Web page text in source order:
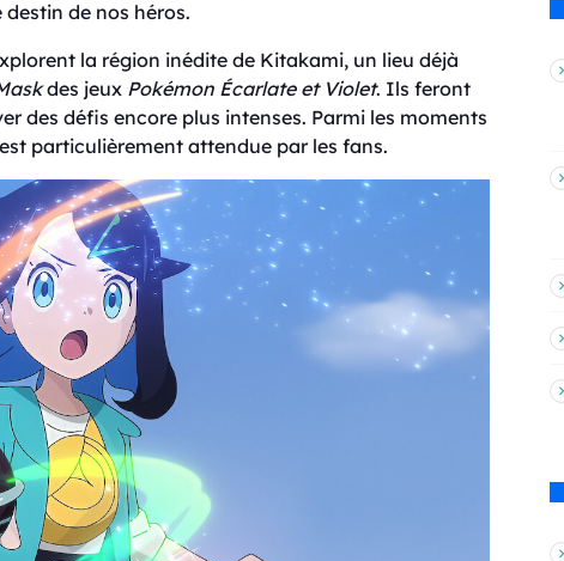
de nos héros.
la région inédite de Kitakami, un lieu déjà
des jeux Pokémon Écarlate et Violet. Ils feront
des défis encore plus intenses. Parmi les moments
particulièrement attendue par les fans.